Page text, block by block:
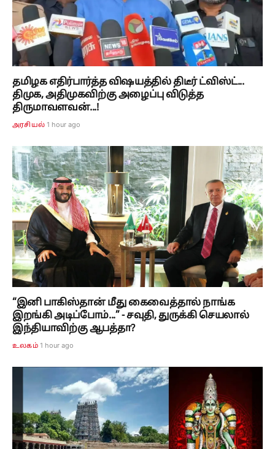
தமிழக எதிர்பார்த்த விஷயத்தில் திடீர் ட்விஸ்ட்...
திமுக, அதிமுகவிற்கு அழைப்பு விடுத்த
திருமாவளவன்...!
அரசியல் 1 hour ago
“இனி பாகிஸ்தான் மீது கைவைத்தால் நாங்க
இறங்கி அடிப்போம்...” - சவுதி, துருக்கி செயலால்
இந்தியாவிற்கு ஆபத்தா?
உலகம் 1 hour ago